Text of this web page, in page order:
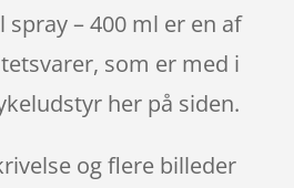
spray – 400 ml er en af
som er med i
her på siden.
og flere billeder